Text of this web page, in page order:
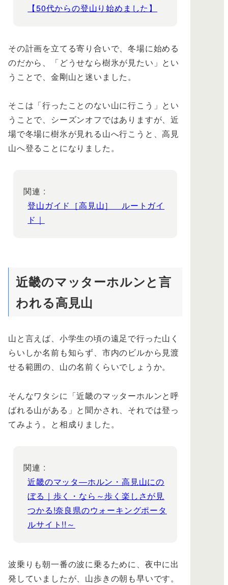
【50代からの登山り始めました】
その計画を立てる寄り合いで、冬場に始める
のだから、「どうせなら樹氷が見たい」とい
うことで、金剛山と迷いました。
そこは「行ったことのない山に行こう」とい
うことで、シーズンオフではありますが、近
場で冬場に樹氷が見れる山へ行こうと、高見
山へ登ることになりました。
関連 :
登山ガイド［高見山］ ルートガイ
ド｜
近畿のマッターホルンと言
われる高見山
山と言えば、小学生の頃の遠足で行った山く
らいしか名前も知らず、市内のビルから見渡
せる範囲の、山の名前くらいでしょうか。
そんなワタシに「近畿のマッターホルンと呼
ばれる山がある」と聞かされ、それでは登っ
てみよう。と相成りました。
関連 :
近畿のマッタ―ホルン・高見山にの
ぼる｜歩く・なら～歩く楽しさが見
つかる!奈良県のウォーキングポータ
ルサイト!!～
波乗りも朝一番の波に乗るために、夜中に出
発していましたが、山歩きの朝も早いです。